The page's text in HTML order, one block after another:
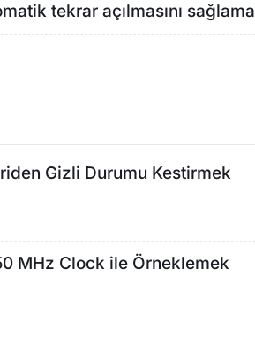
tekrar açılmasını sağlama
Gizli Durumu Kestirmek
MHz Clock ile Örneklemek